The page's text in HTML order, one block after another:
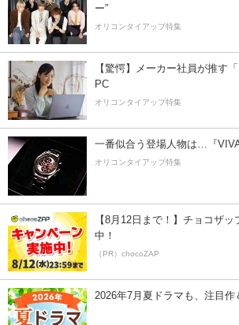
ー”
オリコンタイアップ特集
【驚愕】メーカー社員が推す
PC
オリコンタイアップ特集
一番似合う登場人物は…『
オリコンタイアップ特集
【8月12日まで！】チョコザ
中！
（PR）chocoZAP
2026年7月夏ドラマも、注目作